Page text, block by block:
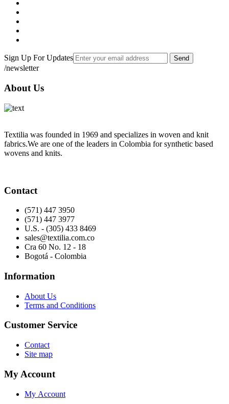
Sign Up For Updates Send
/newsletter
About Us
Textilia was founded in 1969 and specializes in woven and knit
fabrics.We are one of the leaders in Colombia for synthetic based
wovens and knits.
Contact
(571) 447 3950
(571) 447 3977
U.S. - (305) 433 8469
sales@textilia.com.co
Cra 60 No. 12 - 18
Bogotá - Colombia
Information
About Us
Terms and Conditions
Customer Service
Contact
Site map
My Account
My Account